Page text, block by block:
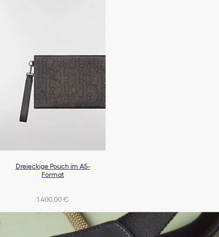
Dreieckige Pouch im A5-
Format
1.400,00 €